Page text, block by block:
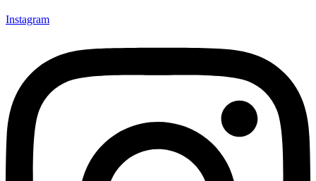
Instagram